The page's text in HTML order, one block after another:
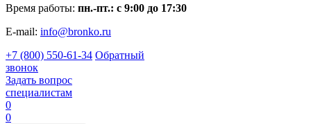
Время работы: пн.-пт.: с 9:00 до 17:30
E-mail: info@bronko.ru
+7 (800) 550-61-34 Обратный
звонок
Задать вопрос
специалистам
0
0